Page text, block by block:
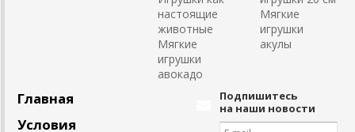
настоящие
животные
Мягкие
игрушки
авокадо
Мягкие
игрушки
акулы
Главная
Условия
Подпишитесь
на наши новости